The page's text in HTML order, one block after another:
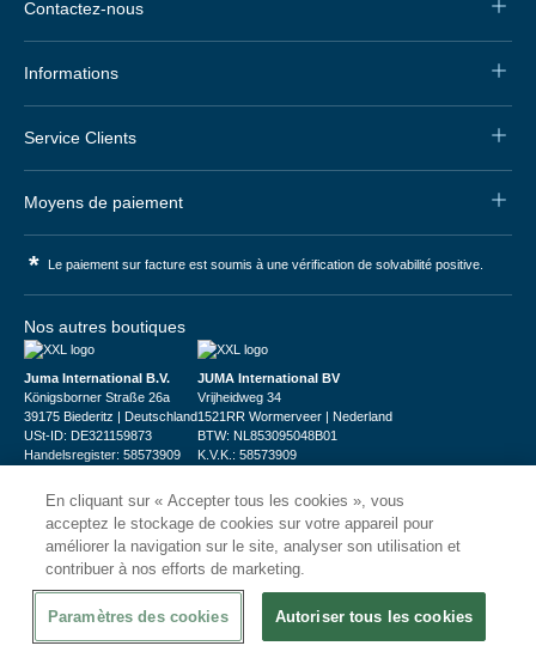
Contactez-nous
Informations
Service Clients
Moyens de paiement
* Le paiement sur facture est soumis à une vérification de solvabilité positive.
Nos autres boutiques
Juma International B.V.
Königsborner Straße 26a
39175 Biederitz | Deutschland
USt-ID: DE321159873
Handelsregister: 58573909
JUMA International BV
Vrijheidweg 34
1521RR Wormerveer | Nederland
BTW: NL853095048B01
K.V.K.: 58573909
© 2026CHRshop
En cliquant sur « Accepter tous les cookies », vous
acceptez le stockage de cookies sur votre appareil pour
améliorer la navigation sur le site, analyser son utilisation et
contribuer à nos efforts de marketing.
Paramètres des cookies Autoriser tous les cookies